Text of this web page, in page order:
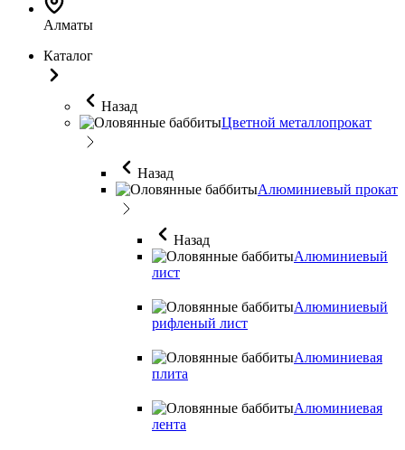
Алматы
Каталог
Назад
Цветной металлопрокат
Назад
Алюминиевый прокат
Назад
Алюминиевый
лист
Алюминиевый
рифленый лист
Алюминиевая
плита
Алюминиевая
лента